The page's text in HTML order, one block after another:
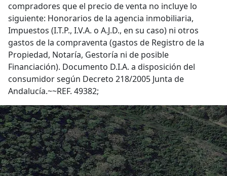
compradores que el precio de venta no incluye lo
siguiente: Honorarios de la agencia inmobiliaria,
Impuestos (I.T.P., I.V.A. o A.J.D., en su caso) ni otros
gastos de la compraventa (gastos de Registro de la
Propiedad, Notaría, Gestoría ni de posible
Financiación). Documento D.I.A. a disposición del
consumidor según Decreto 218/2005 Junta de
Andalucía.~~REF. 49382;